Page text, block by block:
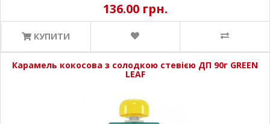
136.00 грн.
КУПИТИ
Карамель кокосова з солодкою стевією ДП 90г GREEN
LEAF